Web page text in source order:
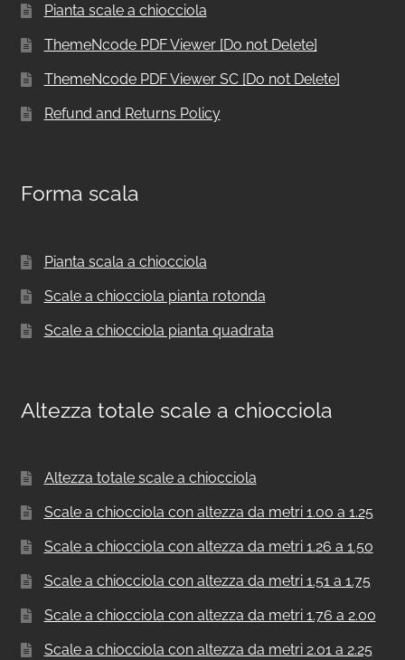
Pianta scale a chiocciola
ThemeNcode PDF Viewer [Do not Delete]
ThemeNcode PDF Viewer SC [Do not Delete]
Refund and Returns Policy
Forma scala
Pianta scala a chiocciola
Scale a chiocciola pianta rotonda
Scale a chiocciola pianta quadrata
Altezza totale scale a chiocciola
Altezza totale scale a chiocciola
Scale a chiocciola con altezza da metri 1.00 a 1.25
Scale a chiocciola con altezza da metri 1.26 a 1.50
Scale a chiocciola con altezza da metri 1.51 a 1.75
Scale a chiocciola con altezza da metri 1.76 a 2.00
Scale a chiocciola con altezza da metri 2.01 a 2.25